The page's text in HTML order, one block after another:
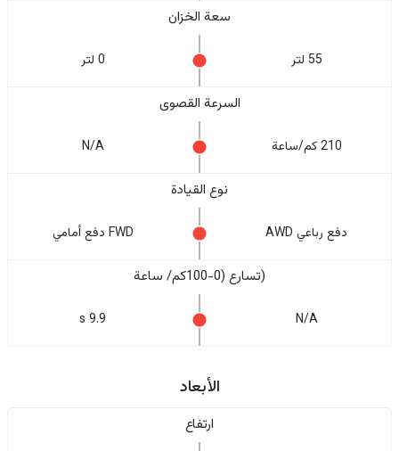
سعة الخزان
55 لتر 0 لتر
السرعة القصوى
210 كم/ساعة N/A
نوع القيادة
دفع رباعي AWD FWD دفع أمامي
(تسارع (0-100كم/ ساعة
N/A
9.9 s
الأبعاد
ارتفاع